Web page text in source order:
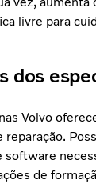
livre para
dos
Volvo
reparação.
software
de